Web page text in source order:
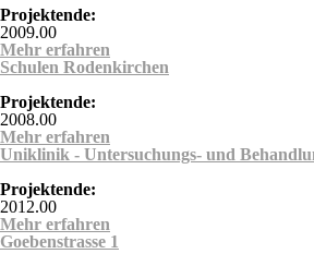
Projektende:
2009.00
Mehr erfahren
Schulen Rodenkirchen
Projektende:
2008.00
Mehr erfahren
Uniklinik - Untersuchungs- und
Projektende:
2012.00
Mehr erfahren
Behandlungszentrum UB-
Goebenstrasse 1